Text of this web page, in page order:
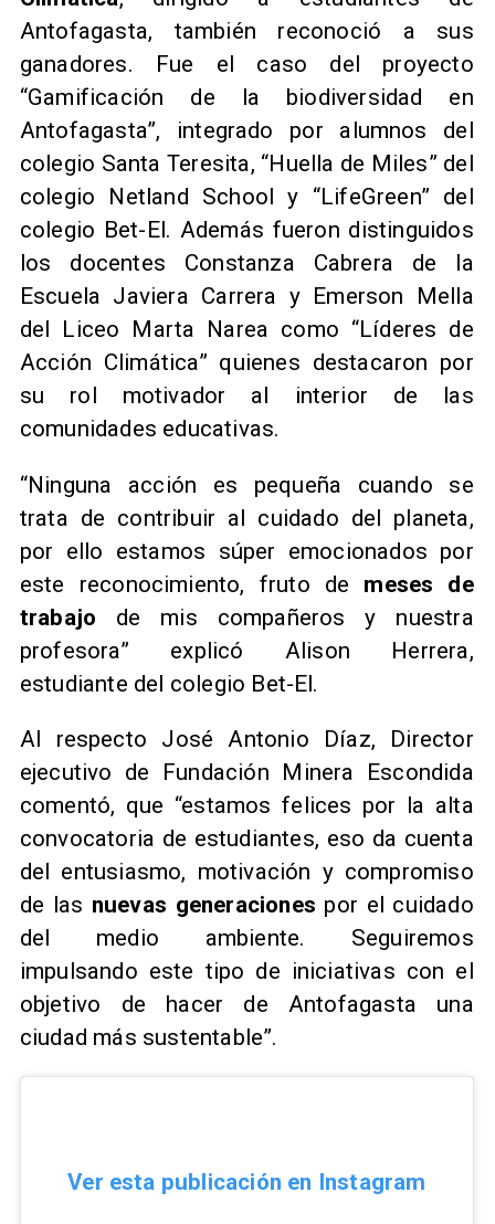
Antofagasta, también reconoció a sus
ganadores. Fue el caso del proyecto
“Gamificación de la biodiversidad en
Antofagasta”, integrado por alumnos del
colegio Santa Teresita, “Huella de Miles” del
colegio Netland School y “LifeGreen” del
colegio Bet-El. Además fueron distinguidos
los docentes Constanza Cabrera de la
Escuela Javiera Carrera y Emerson Mella
del Liceo Marta Narea como “Líderes de
Acción Climática” quienes destacaron por
su rol motivador al interior de las
comunidades educativas.
“Ninguna acción es pequeña cuando se
trata de contribuir al cuidado del planeta,
por ello estamos súper emocionados por
este reconocimiento, fruto de meses de
trabajo de mis compañeros y nuestra
profesora” explicó Alison Herrera,
estudiante del colegio Bet-El.
Al respecto José Antonio Díaz, Director
ejecutivo de Fundación Minera Escondida
comentó, que “estamos felices por la alta
convocatoria de estudiantes, eso da cuenta
del entusiasmo, motivación y compromiso
de las nuevas generaciones por el cuidado
del medio ambiente. Seguiremos
impulsando este tipo de iniciativas con el
objetivo de hacer de Antofagasta una
ciudad más sustentable”.
Ver esta publicación en Instagram